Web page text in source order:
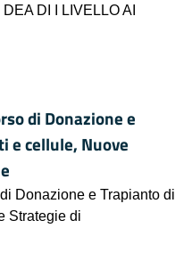
DI I LIVELLO AI
di Donazione e
e cellule, Nuove
Donazione e Trapianto di
Strategie di